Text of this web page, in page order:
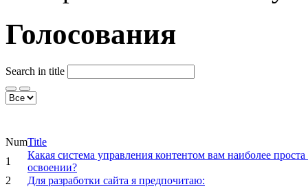
Голосования
Search in title
NumTitle
1
Какая система управления контентом вам наиболее проста
освоении?
2
Для разработки сайта я предпочитаю: